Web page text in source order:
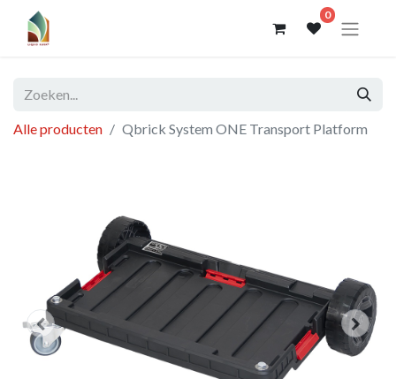
0
Alle producten Qbrick System ONE Transport Platform